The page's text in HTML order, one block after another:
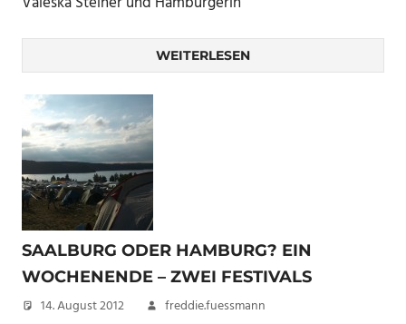
WEITERLESEN
SAALBURG ODER HAMBURG? EIN
WOCHENENDE – ZWEI FESTIVALS
14. August 2012 freddie.fuessmann